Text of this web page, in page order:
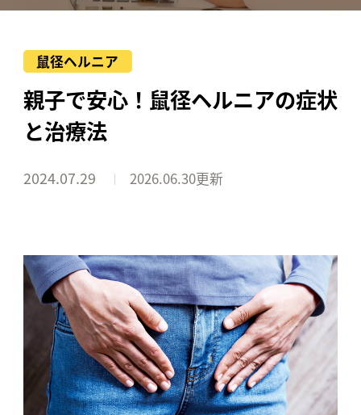
鼠径ヘルニア
親子で安心！鼠径ヘルニアの症状
と治療法
2024.07.29 2026.06.30更新